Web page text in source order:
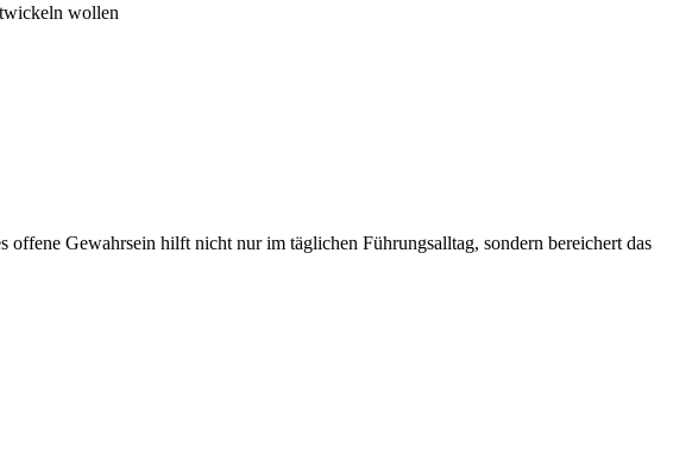
wollen
offene Gewahrsein hilft nicht nur im täglichen Führungsalltag, sondern bereichert das